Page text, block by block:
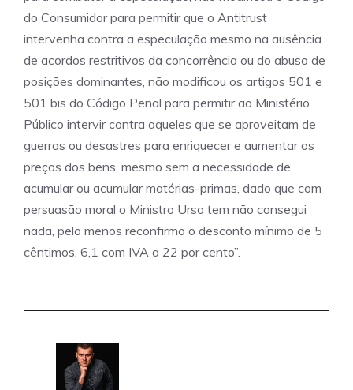
do Consumidor para permitir que o Antitrust
intervenha contra a especulação mesmo na ausência
de acordos restritivos da concorrência ou do abuso de
posições dominantes, não modificou os artigos 501 e
501 bis do Código Penal para permitir ao Ministério
Público intervir contra aqueles que se aproveitam de
guerras ou desastres para enriquecer e aumentar os
preços dos bens, mesmo sem a necessidade de
acumular ou acumular matérias-primas, dado que com
persuasão moral o Ministro Urso tem não consegui
nada, pelo menos reconfirmo o desconto mínimo de 5
cêntimos, 6,1 com IVA a 22 por cento”.